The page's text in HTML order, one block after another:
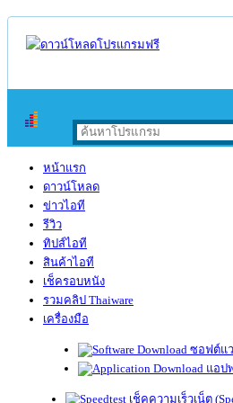
หน้าแรก
ดาวน์โหลด
ข่าวไอที
รีวิว
ทิปส์ไอที
สินค้าไอที
เช็ครอบหนัง
รวมคลิป Thaiware
เครื่องมือ
ซอฟต์แ
แอป
เช็คความเร็วเน็ต